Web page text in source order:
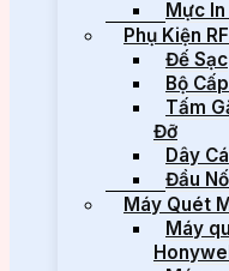
Mực
Phụ Kiện
Đế Sạc
Bộ
Tấm
Đỡ
Dây
Đầu
Máy Quét
Máy